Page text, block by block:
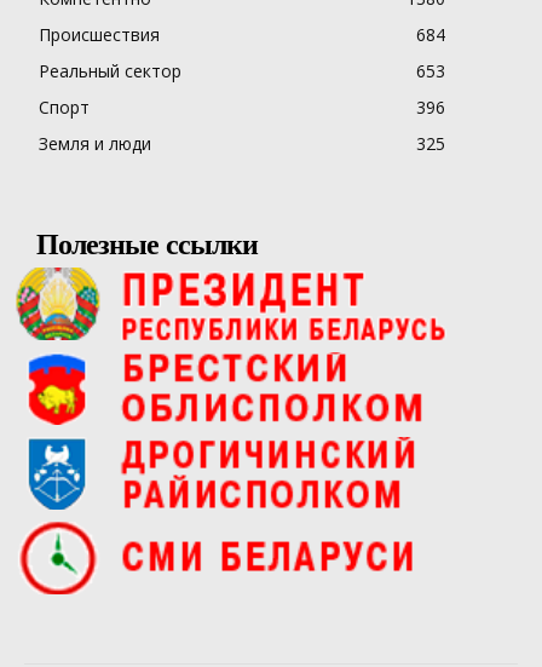
Происшествия
684
Реальный сектор
653
Спорт
396
Земля и люди
325
Полезные ссылки